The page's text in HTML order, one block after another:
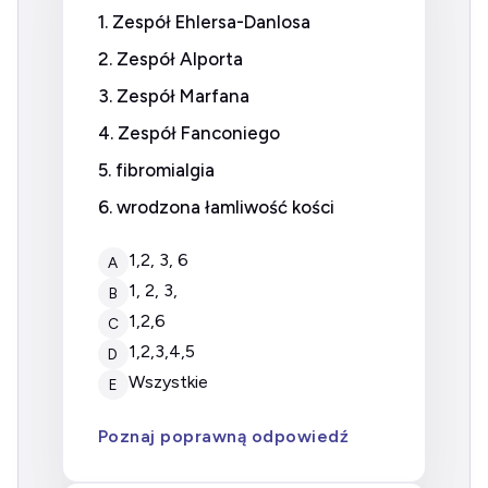
1. Zespół Ehlersa-Danlosa
2. Zespół Alporta
3. Zespół Marfana
4. Zespół Fanconiego
5. fibromialgia
6. wrodzona łamliwość kości
A 1,2, 3, 6
B 1, 2, 3,
C 1,2,6
D 1,2,3,4,5
E wszystkie
Poznaj poprawną odpowiedź